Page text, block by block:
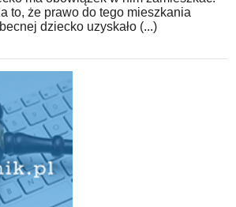
to, że prawo do tego mieszkania
dziecko uzyskało (...)